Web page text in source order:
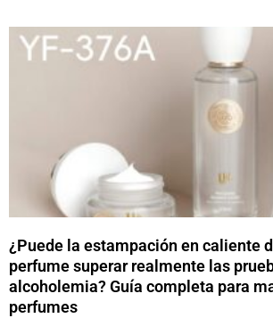
¿Puede la estampación en caliente
perfume superar realmente las
alcoholemia? Guía completa para
perfumes